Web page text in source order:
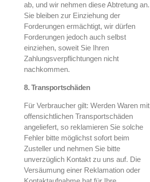
ab, und wir nehmen diese Abtretung an.
Sie bleiben zur Einziehung der
Forderungen ermächtigt, wir dürfen
Forderungen jedoch auch selbst
einziehen, soweit Sie Ihren
Zahlungsverpflichtungen nicht
nachkommen.
8. Transportschäden
Für Verbraucher gilt: Werden Waren mit
offensichtlichen Transportschäden
angeliefert, so reklamieren Sie solche
Fehler bitte möglichst sofort beim
Zusteller und nehmen Sie bitte
unverzüglich Kontakt zu uns auf. Die
Versäumung einer Reklamation oder